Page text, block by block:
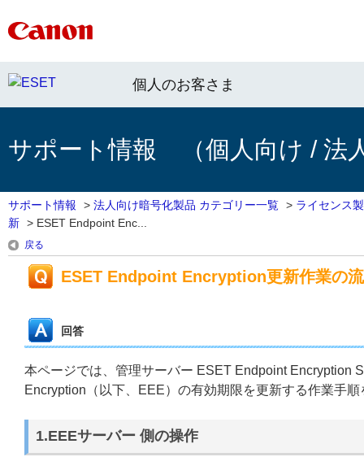
個人のお客さま
サポート情報 （個人向け / 法
サポート情報 > 法人向け暗号化製品 カテゴリー一覧 > ライセンス
新 > ESET Endpoint Enc...
戻る
ESET Endpoint Encryption更新作業の
回答
本ページでは、管理サーバー ESET Endpoint Encryption
Encryption（以下、EEE）の有効期限を更新する作業手
1.EEEサーバー 側の操作